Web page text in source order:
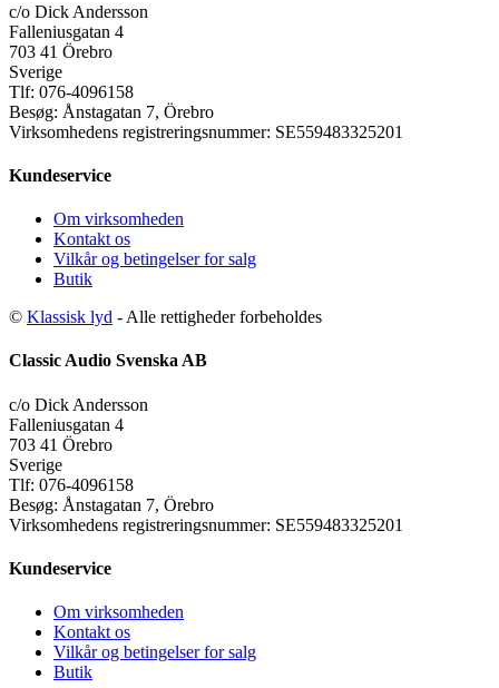
c/o Dick Andersson
Falleniusgatan 4
703 41 Örebro
Sverige
Tlf: 076-4096158
Besøg: Ånstagatan 7, Örebro
Virksomhedens registreringsnummer: SE559483325201
Kundeservice
Om virksomheden
Kontakt os
Vilkår og betingelser for salg
Butik
© Klassisk lyd - Alle rettigheder forbeholdes
Classic Audio Svenska AB
c/o Dick Andersson
Falleniusgatan 4
703 41 Örebro
Sverige
Tlf: 076-4096158
Besøg: Ånstagatan 7, Örebro
Virksomhedens registreringsnummer: SE559483325201
Kundeservice
Om virksomheden
Kontakt os
Vilkår og betingelser for salg
Butik